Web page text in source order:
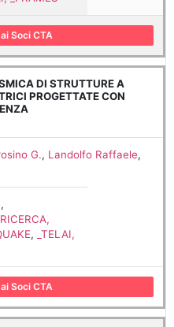
Soci CTA
DI STRUTTURE A
PROGETTATE CON
G., Landolfo Raffaele,
,
_RICERCA,
,
_TELAI,
Soci CTA